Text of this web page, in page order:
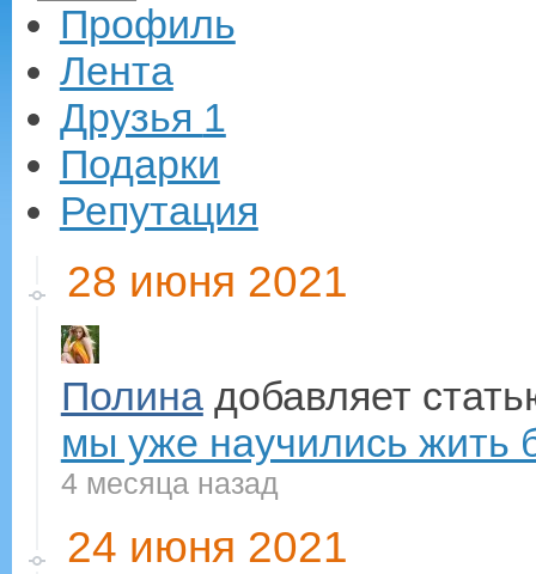
Профиль
Лента
Друзья 1
Подарки
Репутация
28 июня 2021
Полинадобавляет
мы уже научились жить
4 месяца назад
24 июня 2021